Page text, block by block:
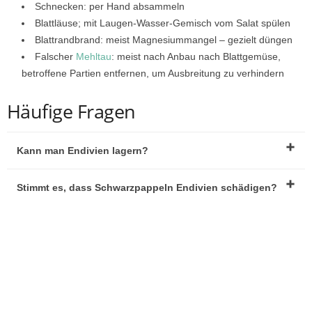
Schnecken: per Hand absammeln
Blattläuse; mit Laugen-Wasser-Gemisch vom Salat spülen
Blattrandbrand: meist Magnesiummangel – gezielt düngen
Falscher Mehltau: meist nach Anbau nach Blattgemüse,
betroffene Partien entfernen, um Ausbreitung zu verhindern
Häufige Fragen
Kann man Endivien lagern?
Stimmt es, dass Schwarzpappeln Endivien schädigen?